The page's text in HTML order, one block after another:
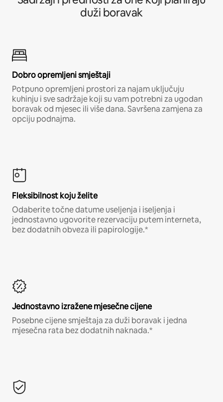
duži boravak
Dobro opremljeni smještaji
Potpuno opremljeni prostori za najam uključuju
kuhinju i sve sadržaje koji su vam potrebni za ugodan
boravak od mjesec ili više dana. Savršena zamjena za
opciju podnajma.
Fleksibilnost koju želite
Odaberite točne datume useljenja i iseljenja i
jednostavno ugovorite rezervaciju putem interneta,
bez dodatnih obveza ili papirologije.*
Jednostavno izražene mjesečne cijene
Posebne cijene smještaja za duži boravak i jedna
mjesečna rata bez dodatnih naknada.*